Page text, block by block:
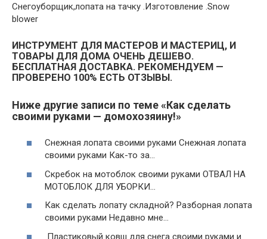
Снегоуборщик,лопата на тачку .Изготовление .Snow
blower
ИНСТРУМЕНТ ДЛЯ МАСТЕРОВ И МАСТЕРИЦ, И
ТОВАРЫ ДЛЯ ДОМА ОЧЕНЬ ДЕШЕВО.
БЕСПЛАТНАЯ ДОСТАВКА. РЕКОМЕНДУЕМ —
ПРОВЕРЕНО 100% ЕСТЬ ОТЗЫВЫ.
Ниже другие записи по теме «Как сделать
своими руками — домохозяину!»
Снежная лопата своими руками Снежная лопата
своими руками Как-то за…
Скребок на мотоблок своими руками ОТВАЛ НА
МОТОБЛОК ДЛЯ УБОРКИ…
Как сделать лопату складной? Разборная лопата
своими руками Недавно мне…
Пластиковый ковш для снега своими руками и